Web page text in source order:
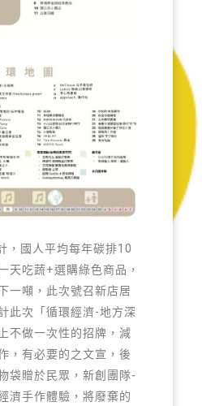
國人平均每年碳排10
天吃蔬+選購綠色商品，
一噸，此次號召新店居
此次「循環經濟-地方深
不做一次性的招牌，減
，有必要的之文宣，後
袋贈於民眾，新創團隊-
濟手作體驗，將廢棄的